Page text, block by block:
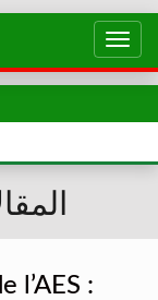
تبديل
l’AES :